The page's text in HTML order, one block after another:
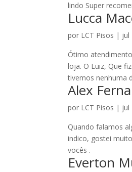
lindo Super
Lucca
por LCT Pisos | jul
Ótimo
loja. O Luiz, Que
tivemos nenhuma
Alex
por LCT Pisos | jul
Quando falamos
indico, gostei
vocês .
Everton